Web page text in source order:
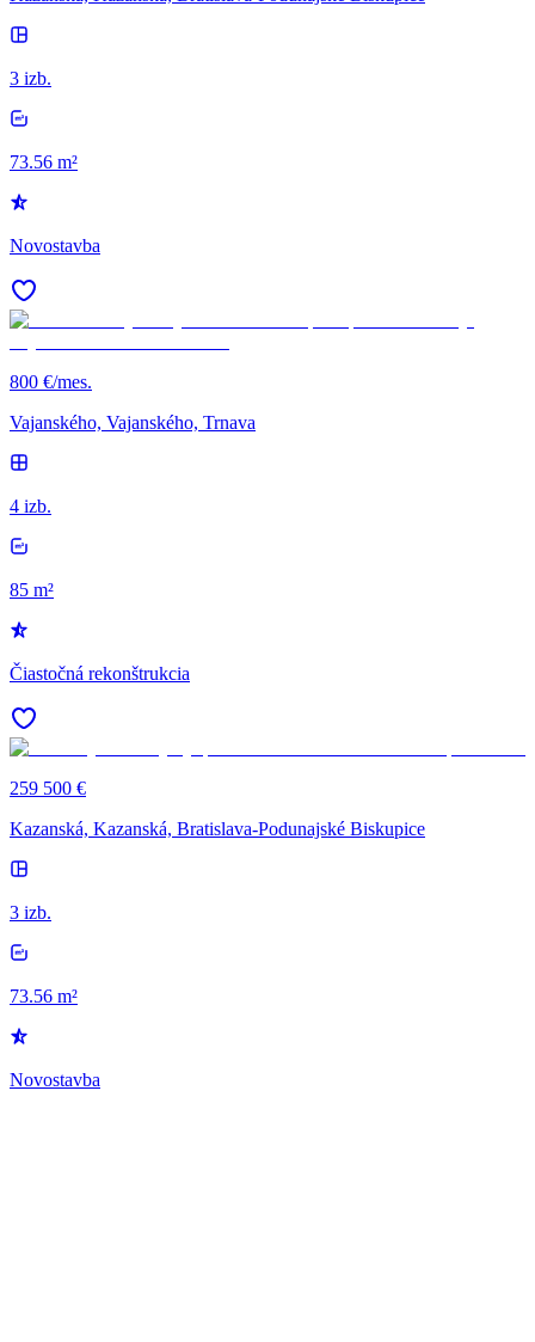
3 izb.
73.56 m²
Novostavba
800 €/mes.
Vajanského, Vajanského, Trnava
4 izb.
85 m²
Čiastočná rekonštrukcia
259 500 €
Kazanská, Kazanská, Bratislava-Podunajské Biskupice
3 izb.
73.56 m²
Novostavba